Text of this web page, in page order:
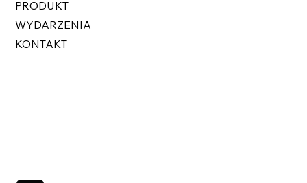
PRODUKT
WYDARZENIA
KONTAKT